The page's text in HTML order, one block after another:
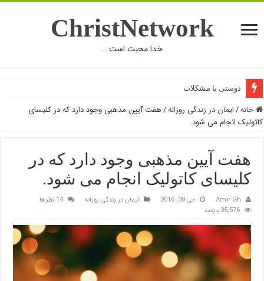
ChristNetwork
خدا محبت است …
دوستی با مشکلات
خانه/ایمان در زندگی روزانه/هفت ﺁیین مذهبی وجود دارد که در کلیسای
کاتولیک انجام می شود.
هفت ﺁیین مذهبی وجود دارد که در
کلیسای کاتولیک انجام می شود.
Amir Gh می 30, 2016 ایمان در زندگی روزانه
14 نظرها
35,576 بازدید